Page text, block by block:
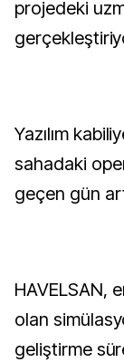
projedeki
Yazılım
sahadaki
geçen gün
HAVELSAN,
olan
geliştirme